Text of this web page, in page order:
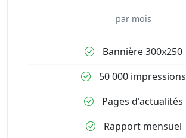
par mois
Bannière 300x250
50 000 impressions
Pages d'actualités
Rapport mensuel